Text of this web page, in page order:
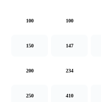
100 100
150 147
200 234
250 410